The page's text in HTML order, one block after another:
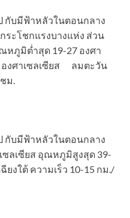
กับมีฟ้าหลัวในตอนกลาง
ะโชกแรงบางแห่ง ส่วน
ภูมิต่ำสุด 19-27 องศา
องศาเซลเซียส ลมตะวัน
ม.
กับมีฟ้าหลัวในตอนกลาง
ลเซียส อุณหภูมิสูงสุด 39-
ยงใต้ ความเร็ว 10-15 กม./